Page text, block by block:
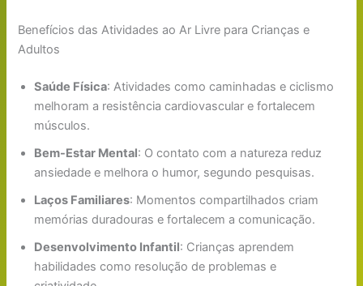
Benefícios das Atividades ao Ar Livre para Crianças e
Adultos
Saúde Física: Atividades como caminhadas e ciclismo
melhoram a resistência cardiovascular e fortalecem
músculos.
Bem-Estar Mental: O contato com a natureza reduz
ansiedade e melhora o humor, segundo pesquisas.
Laços Familiares: Momentos compartilhados criam
memórias duradouras e fortalecem a comunicação.
Desenvolvimento Infantil: Crianças aprendem
habilidades como resolução de problemas e